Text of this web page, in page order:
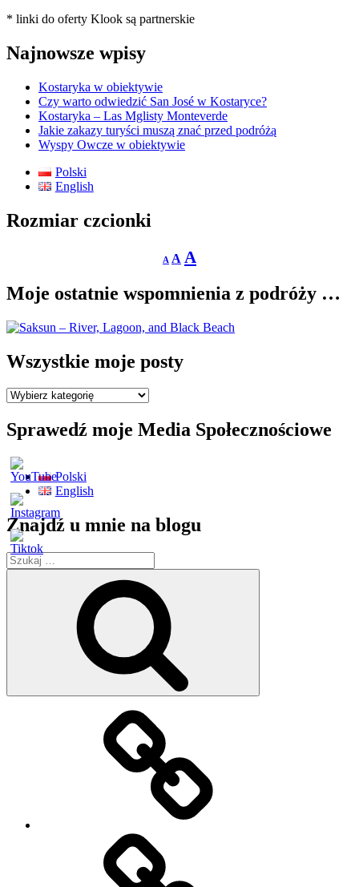
* linki do oferty Klook są partnerskie
Najnowsze wpisy
Kostaryka w obiektywie
Czy warto odwiedzić San José w Kostaryce?
Kostaryka – Las Mglisty Monteverde
Jakie zakazy turyści muszą znać przed podróżą
Wyspy Owcze w obiektywie
Polski
English
Rozmiar czcionki
A
Decrease
font
A Reset
font
A
size.
Moje ostatnie wspomnienia z podróży …
Wszystkie moje posty
Wszystkie
posty
Sprawedź moje Media Społecznościowe
Polski
English
Znajdź u mnie na blogu
Szukaj: